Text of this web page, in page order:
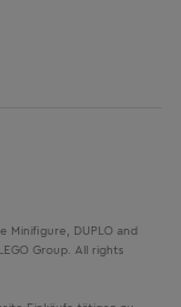
Minifigure, DUPLO and
Group. All rights